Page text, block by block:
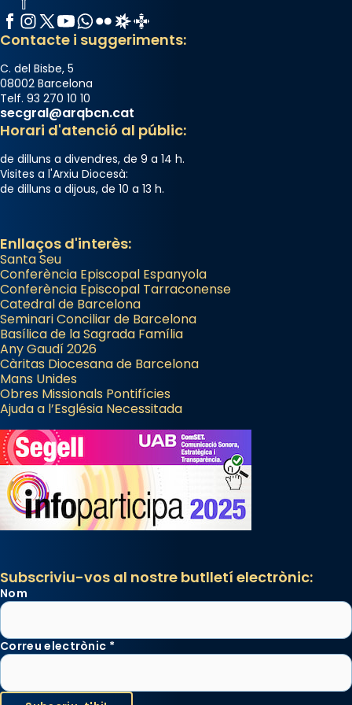
Facebook
Instagram
X / Twitter
YouTube
WhatsApp
FlickrRadio Estel
Catalunya Cristiana
Contacte i suggeriments:
C. del Bisbe, 5
08002 Barcelona
Telf. 93 270 10 10
secgral@arqbcn.cat
Horari d'atenció al públic:
de dilluns a divendres, de 9 a 14 h.
Visites a l'Arxiu Diocesà:
de dilluns a dijous, de 10 a 13 h.
Enllaços d'interès:
Santa Seu
Conferència Episcopal Espanyola
Conferència Episcopal Tarraconense
Catedral de Barcelona
Seminari Conciliar de Barcelona
Basílica de la Sagrada Família
Any Gaudí 2026
Càritas Diocesana de Barcelona
Mans Unides
Obres Missionals Pontifícies
Ajuda a l’Església Necessitada
Subscriviu-vos al nostre butlletí electrònic:
Nom
Correu electrònic *